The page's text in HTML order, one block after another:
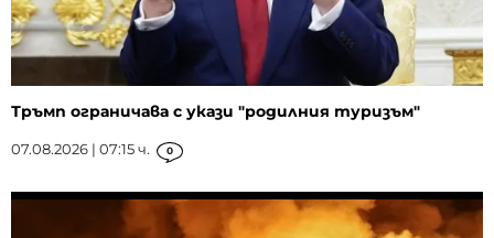
Тръмп ограничава с укази "родилния туризъм"
07.08.2026 | 07:15 ч. 0